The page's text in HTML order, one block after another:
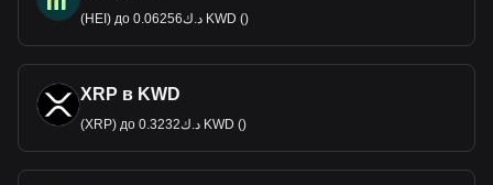
(HEI) до د.ك0.06256 KWD ()
XRP в KWD
(XRP) до د.ك0.3232 KWD ()